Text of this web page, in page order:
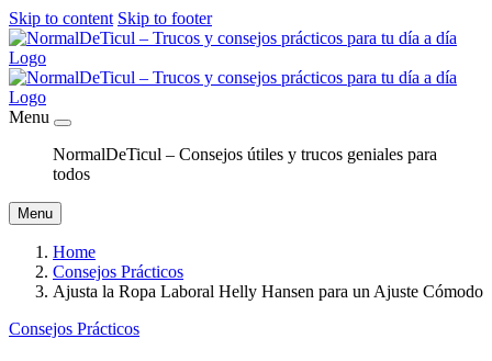
Skip to content Skip to footer
Menu
NormalDeTicul – Consejos útiles y trucos geniales para
todos
Menu
Home
Consejos Prácticos
Ajusta la Ropa Laboral Helly Hansen para un Ajuste Cómodo
Consejos Prácticos